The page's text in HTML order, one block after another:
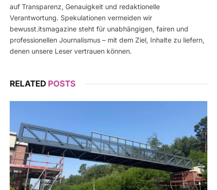
auf Transparenz, Genauigkeit und redaktionelle
Verantwortung. Spekulationen vermeiden wir
bewusst.itsmagazine steht für unabhängigen, fairen und
professionellen Journalismus – mit dem Ziel, Inhalte zu liefern,
denen unsere Leser vertrauen können.
RELATED POSTS